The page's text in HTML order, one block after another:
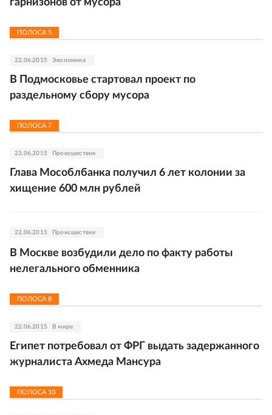
гарнизонов от мусора
ПОЛОСА 5
22.06.2015 Экономика
В Подмосковье стартовал проект по
раздельному сбору мусора
ПОЛОСА 7
23.06.2015 Происшествия
Глава Мособлбанка получил 6 лет колонии за
хищение 600 млн рублей
22.06.2015 Происшествия
В Москве возбудили дело по факту работы
нелегального обменника
ПОЛОСА 8
22.06.2015 В мире
Египет потребовал от ФРГ выдать задержанного
журналиста Ахмеда Мансура
ПОЛОСА 10